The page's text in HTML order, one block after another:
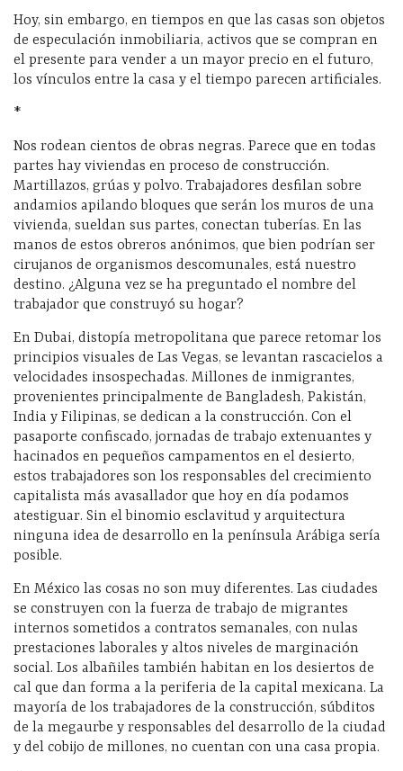
Hoy, sin embargo, en tiempos en que las casas son objetos
de especulación inmobiliaria, activos que se compran en
el presente para vender a un mayor precio en el futuro,
los vínculos entre la casa y el tiempo parecen artificiales.
*
Nos rodean cientos de obras negras. Parece que en todas
partes hay viviendas en proceso de construcción.
Martillazos, grúas y polvo. Trabajadores desfilan sobre
andamios apilando bloques que serán los muros de una
vivienda, sueldan sus partes, conectan tuberías. En las
manos de estos obreros anónimos, que bien podrían ser
cirujanos de organismos descomunales, está nuestro
destino. ¿Alguna vez se ha preguntado el nombre del
trabajador que construyó su hogar?
En Dubai, distopía metropolitana que parece retomar los
principios visuales de Las Vegas, se levantan rascacielos a
velocidades insospechadas. Millones de inmigrantes,
provenientes principalmente de Bangladesh, Pakistán,
India y Filipinas, se dedican a la construcción. Con el
pasaporte confiscado, jornadas de trabajo extenuantes y
hacinados en pequeños campamentos en el desierto,
estos trabajadores son los responsables del crecimiento
capitalista más avasallador que hoy en día podamos
atestiguar. Sin el binomio esclavitud y arquitectura
ninguna idea de desarrollo en la península Arábiga sería
posible.
En México las cosas no son muy diferentes. Las ciudades
se construyen con la fuerza de trabajo de migrantes
internos sometidos a contratos semanales, con nulas
prestaciones laborales y altos niveles de marginación
social. Los albañiles también habitan en los desiertos de
cal que dan forma a la periferia de la capital mexicana. La
mayoría de los trabajadores de la construcción, súbditos
de la megaurbe y responsables del desarrollo de la ciudad
y del cobijo de millones, no cuentan con una casa propia.